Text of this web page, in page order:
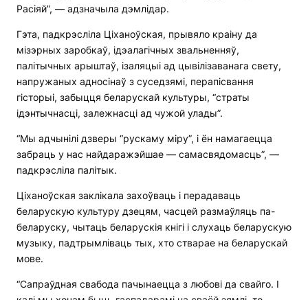
Расіяй”, — адзначыла дэмлідар.
Гэта, падкрэсліла Ціханоўская, прывяло краіну да
мізэрных заробкаў, ідэалагічных звальненняў,
палітычных арыштаў, ізаляцыі ад цывілізаванага свету,
напружаных адносінаў з суседзямі, перапісвання
гісторыі, забыцця беларускай культуры, “страты
ідэнтычнасці, залежнасці ад чужой улады”.
“Мы адчынілі дзверы “рускаму міру”, і ён намагаецца
забраць у нас найдаражэйшае — самасвядомасць”, —
падкрэсліла палітык.
Ціханоўская заклікала захоўваць і перадаваць
беларускую культуру дзецям, часцей размаўляць па-
беларуску, чытаць беларускія кнігі і слухаць беларускую
музыку, падтрымліваць тых, хто стварае на беларускай
мове.
“Сапраўдная свабода пачынаецца з любові да свайго. І